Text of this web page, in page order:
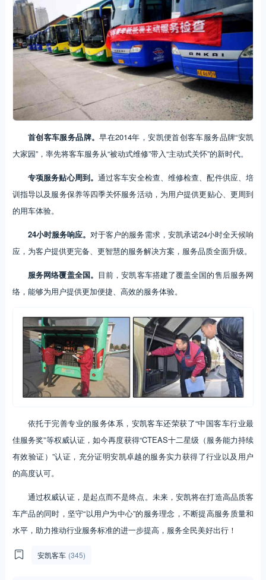
首创客车服务品牌。早在2014年，安凯便首创客车服务品牌“安凯
大家园”，率先将客车服务从“被动式维修”带入“主动式关怀”的新时代。
专项服务贴心周到。 通过客车安全检查、维修检查、配件供应、培
训指导以及服务保养等四季关怀服务活动，为用户提供更贴心、更周到
的用车体验。
24小时服务响应。对于客户的服务需求，安凯承诺24小时全天候响
应，为客户提供更完备、更智慧的服务解决方案，服务品质全面升级。
服务网络覆盖全国。 目前，安凯客车搭建了覆盖全国的售后服务网
络，能够为用户提供更加便捷、高效的服务体验。
依托于完善专业的服务体系，安凯客车还荣获了“中国客车行业最
佳服务奖”等权威认证，如今再度获得“CTEAS十二星级（服务能力持续
有效验证）”认证，充分证明安凯卓越的服务实力获得了行业以及用户
的高度认可。
通过权威认证，是起点而不是终点。未来，安凯将在打造高品质客
车产品的同时，坚守“以用户为中心”的服务理念，不断提高服务质量和
水平，助力推动行业服务标准的进一步提高，服务全民美好出行！
安凯客车 (345)